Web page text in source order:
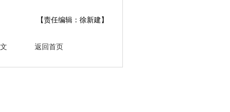
【责任编辑：徐新建】
返回首页